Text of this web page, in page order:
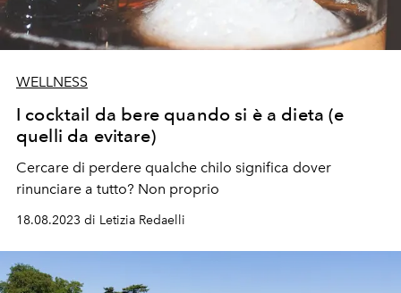
WELLNESS
I cocktail da bere quando si è a dieta (e
quelli da evitare)
Cercare di perdere qualche chilo significa dover
rinunciare a tutto? Non proprio
18.08.2023 di Letizia Redaelli